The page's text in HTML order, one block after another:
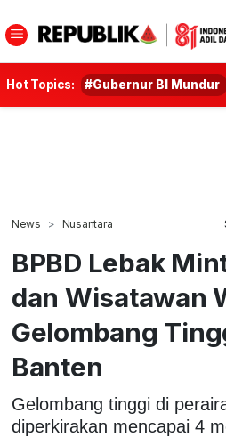
Hot Topics: #Gubernur BI Mundur
News Nusantara
BPBD Lebak
dan Wisatawan
Gelombang
Banten
Gelombang tinggi di
diperkirakan mencapai 4